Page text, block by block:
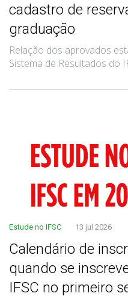
cadastro de
graduação
Relação dos aprovados
Sistema de Resultados do
Estude no IFSC 13 jul 2026
Calendário de
quando se
IFSC no primeiro